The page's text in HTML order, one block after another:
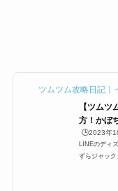
ツムツム攻略日記｜
【ツム
方！かぼ
🕒️2023年
LINEのディ
ずらジャック